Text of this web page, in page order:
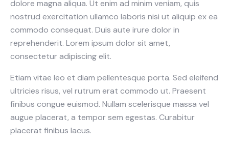
dolore magna aliqua. Ut enim ad minim veniam, quis
nostrud exercitation ullamco laboris nisi ut aliquip ex ea
commodo consequat. Duis aute irure dolor in
reprehenderit. Lorem ipsum dolor sit amet,
consectetur adipiscing elit.
Etiam vitae leo et diam pellentesque porta. Sed eleifend
ultricies risus, vel rutrum erat commodo ut. Praesent
finibus congue euismod. Nullam scelerisque massa vel
augue placerat, a tempor sem egestas. Curabitur
placerat finibus lacus.